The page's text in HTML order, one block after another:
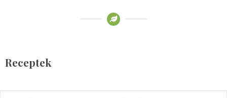
Receptek
2023.03.06.